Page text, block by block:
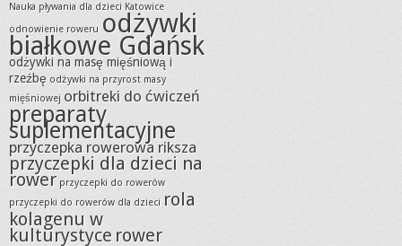
Nauka pływania dla dzieci Katowice
odnowienie roweru odżywki
białkowe Gdańsk
odżywki na masę mięśniową i
rzeźbę odżywki na przyrost masy
mięśniowej orbitreki do ćwiczeń
preparaty
suplementacyjne
przyczepka rowerowa riksza
przyczepki dla dzieci na
rower przyczepki do rowerów
przyczepki do rowerów dla dzieci rola
kolagenu w
kulturystyce rower